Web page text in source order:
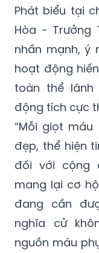
Phát biểu tại
Hòa - Trưởng
nhấn mạnh, ý
hoạt động
toàn thể
động tích cực
“Mỗi giọt
đẹp, thể hiện
đối với cộng
mang lại cơ
đang cần
nghĩa cử
nguồn máu